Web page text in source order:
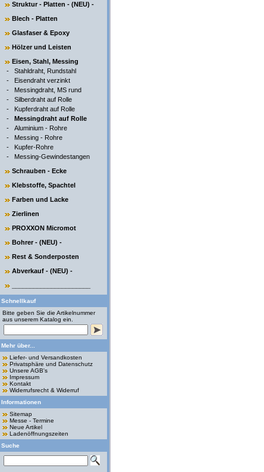
Struktur - Platten - (NEU) -
Blech - Platten
Glasfaser & Epoxy
Hölzer und Leisten
Eisen, Stahl, Messing
- Stahldraht, Rundstahl
- Eisendraht verzinkt
- Messingdraht, MS rund
- Silberdraht auf Rolle
- Kupferdraht auf Rolle
- Messingdraht auf Rolle
- Aluminium - Rohre
- Messing - Rohre
- Kupfer-Rohre
- Messing-Gewindestangen
Schrauben - Ecke
Klebstoffe, Spachtel
Farben und Lacke
Zierlinen
PROXXON Micromot
Bohrer - (NEU) -
Rest & Sonderposten
Abverkauf - (NEU) -
Schnellkauf
Bitte geben Sie die Artikelnummer
aus unserem Katalog ein.
Mehr über...
Liefer- und Versandkosten
Privatsphäre und Datenschutz
Unsere AGB's
Impressum
Kontakt
Widerrufsrecht & Widerruf
Informationen
Sitemap
Messe - Termine
Neue Artikel
Ladenöffnungszeiten
Suche